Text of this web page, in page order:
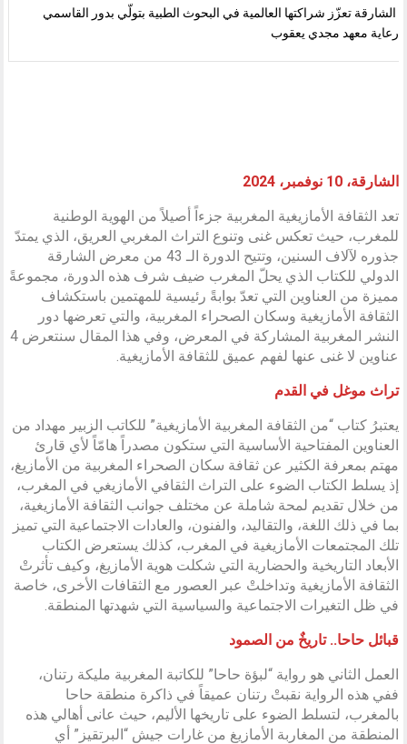
الشارقة تعزّز شراكتها العالمية في البحوث الطبية بتولّي بدور القاسمي
رعاية معهد مجدي يعقوب
الشارقة، 10 نوفمبر، 2024
تعد الثقافة الأمازيغية المغربية جزءاً أصيلاً من الهوية الوطنية
للمغرب، حيث تعكس غنى وتنوع التراث المغربي العريق، الذي يمتدّ
جذوره لآلاف السنين، وتتيح الدورة الـ 43 من معرض الشارقة
الدولي للكتاب الذي يحلّ المغرب ضيف شرف هذه الدورة، مجموعةً
مميزة من العناوين التي تعدّ بوابةً رئيسية للمهتمين باستكشاف
الثقافة الأمازيغية وسكان الصحراء المغربية، والتي تعرضها دور
النشر المغربية المشاركة في المعرض، وفي هذا المقال سنتعرض 4
عناوين لا غنى عنها لفهم عميق للثقافة الأمازيغية.
تراث موغل في القدم
يعتبرُ كتاب “من الثقافة المغربية الأمازيغية” للكاتب الزبير مهداد من
العناوين المفتاحية الأساسية التي ستكون مصدراً هامّاً لأي قارئ
مهتم بمعرفة الكثير عن ثقافة سكان الصحراء المغربية من الأمازيغ،
إذ يسلط الكتاب الضوء على التراث الثقافي الأمازيغي في المغرب،
من خلال تقديم لمحة شاملة عن مختلف جوانب الثقافة الأمازيغية،
بما في ذلك اللغة، والتقاليد، والفنون، والعادات الاجتماعية التي تميز
تلك المجتمعات الأمازيغية في المغرب، كذلك يستعرض الكتاب
الأبعاد التاريخية والحضارية التي شكلت هوية الأمازيغ، وكيف تأثرتْ
الثقافة الأمازيغية وتداخلتْ عبر العصور مع الثقافات الأخرى، خاصة
في ظل التغيرات الاجتماعية والسياسية التي شهدتها المنطقة.
قبائل حاحا.. تاريخٌ من الصمود
العمل الثاني هو رواية “لبؤة حاحا” للكاتبة المغربية مليكة رتنان،
ففي هذه الرواية نقبتْ رتنان عميقاً في ذاكرة منطقة حاحا
بالمغرب، لتسلط الضوء على تاريخها الأليم، حيث عانى أهالي هذه
المنطقة من المغاربة الأمازيغ من غارات جيش “البرتقيز” أي